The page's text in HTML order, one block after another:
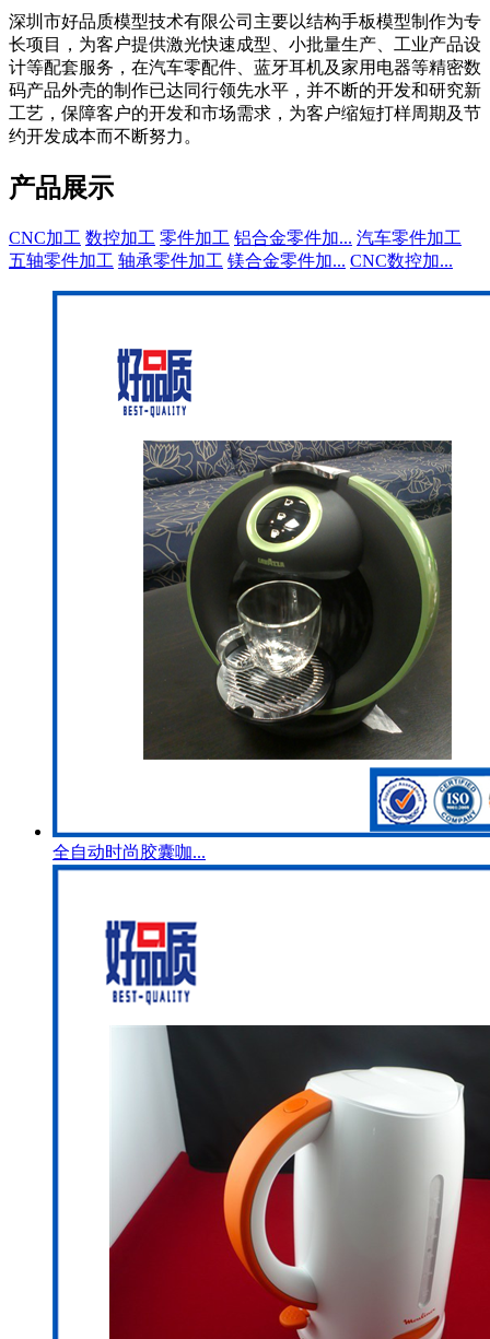
深圳市好品质模型技术有限公司主要以结构手板模型制作为专
长项目，为客户提供激光快速成型、小批量生产、工业产品设
计等配套服务，在汽车零配件、蓝牙耳机及家用电器等精密数
码产品外壳的制作已达同行领先水平，并不断的开发和研究新
工艺，保障客户的开发和市场需求，为客户缩短打样周期及节
约开发成本而不断努力。
产品展示
CNC加工 数控加工 零件加工 铝合金零件加... 汽车零件加工
五轴零件加工 轴承零件加工 镁合金零件加... CNC数控加...
全自动时尚胶囊咖...